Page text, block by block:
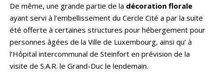
De même, une grande partie de la décoration florale
ayant servi à l’embellissement du Cercle Cité a par la suite
été offerte à certaines structures pour hébergement pour
personnes âgées de la Ville de Luxembourg, ainsi qu’ à
l’Hôpital intercommunal de Steinfort en prévision de la
visite de S.A.R. le Grand-Duc le lendemain.